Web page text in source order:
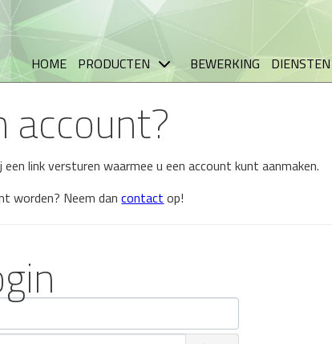
HOME PRODUCTEN BEWERKING DIENSTEN
account?
link versturen waarmee u een account kunt aanmaken.
worden? Neem dancontact op!